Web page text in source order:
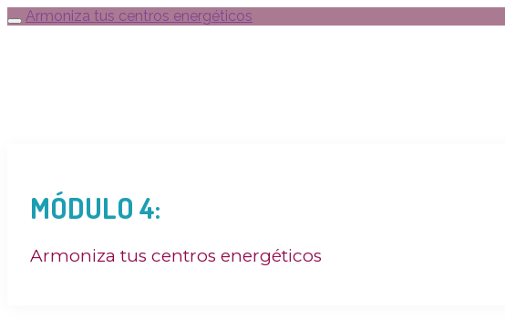
Armoniza tus centros energéticos
MÓDULO 4:
Armoniza tus centros energéticos